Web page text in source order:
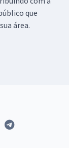
que
área.